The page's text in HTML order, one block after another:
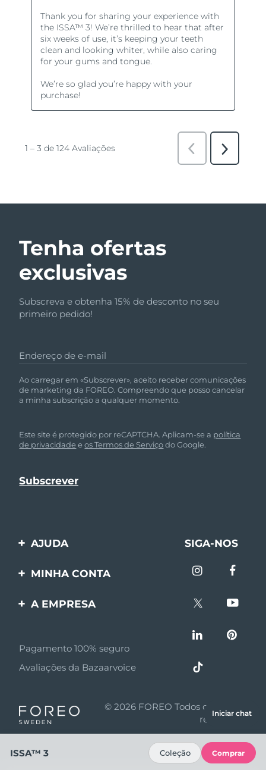
Tenha ofertas
exclusivas
Subscreva e obtenha 15% de desconto no seu
primeiro pedido!
Endereço de e-mail
Ao carregar em «Subscrever», aceito receber comunicações
de marketing da FOREO. Compreendo que posso cancelar
a minha subscrição a qualquer momento.
Este site é protegido por reCAPTCHA. Aplicam-se a política
de privacidade eos Termos de Serviçodo Google.
AJUDA
Entre em contato
SIGA-NOS
MINHA CONTA
Registro de produto
A EMPRESA
Afiliados
Notícias de afiliados
Parceiro minoritário
Pagamento 100% seguro
Avaliações da Bazaarvoice
© 2026 FOREO Todos os direitos
reservados
Iniciar chat
ISSA™ 3 Coleção Comprar